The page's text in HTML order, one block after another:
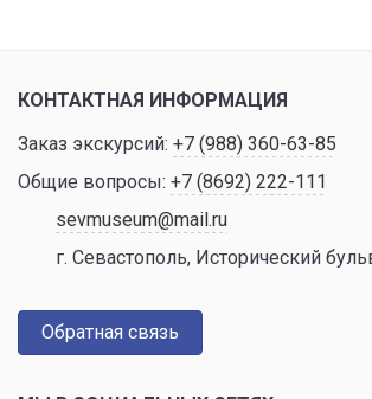
КОНТАКТНАЯ ИНФОРМАЦИЯ
Заказ экскурсий: +7 (988) 360-63-85
Общие вопросы: +7 (8692) 222-111
sevmuseum@mail.ru
г. Севастополь, Исторический
Обратная связь